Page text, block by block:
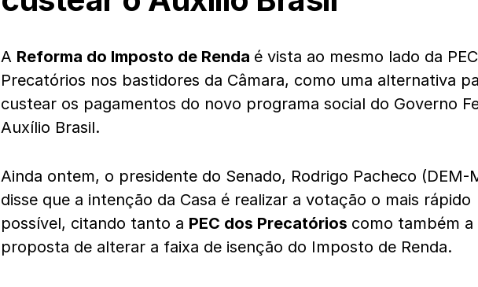
A Reforma do Imposto de Renda é vista ao mesmo lado da
Precatórios nos bastidores da Câmara, como uma alternativa
custear os pagamentos do novo programa social do Governo
Auxílio Brasil.
Ainda ontem, o presidente do Senado, Rodrigo Pacheco (DEM-
disse que a intenção da Casa é realizar a votação o mais rápido
possível, citando tanto a PEC dos Precatórios como também a
proposta de alterar a faixa de isenção do Imposto de Renda.